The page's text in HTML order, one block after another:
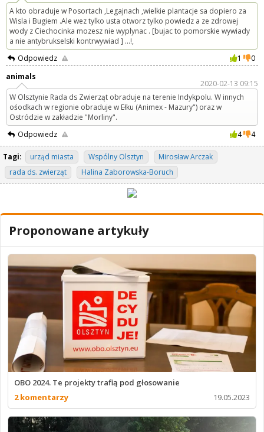
A kto obraduje w Posortach ,Legajnach ,wielkie plantacje sa dopiero za
Wisla i Bugiem .Ale wez tylko usta otworz tylko powiedz a ze zdrowej
wody z Ciechocinka mozesz nie wyplynac . [bujac to pomorskie wywiady
a nie antybrukselski kontrwywiad ] ...!,
Odpowiedz
1
0
animals
2020-02-13 09:15
W Olsztynie Rada ds Zwierząt obraduje na terenie Indykpolu. W innych
ośodkach w regionie obraduje w Ełku (Animex - Mazury") oraz w
Ostródzie w zakładzie "Morliny".
Odpowiedz
4 4
Tagi: urząd miasta Wspólny Olsztyn
Mirosław Arczak
rada ds. zwierząt
Halina Zaborowska-Boruch
Proponowane artykuły
OBO 2024. Te projekty trafią pod głosowanie
2 komentarzy
19.05.2023